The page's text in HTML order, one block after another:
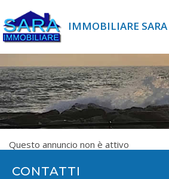
IMMOBILIARE SARA
Questo annuncio non è attivo
CONTATTI